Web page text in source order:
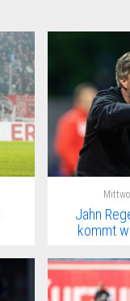
Jahn
kommt